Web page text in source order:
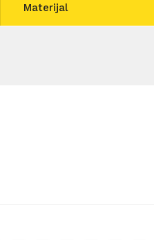
Materijal